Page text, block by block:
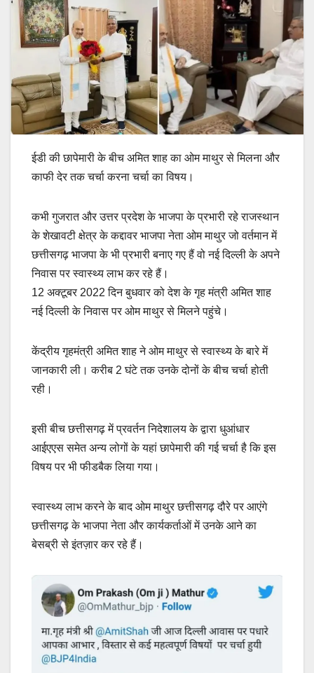
ईडी की छापेमारी के बीच अमित शाह का ओम माथुर से मिलना और
काफी देर तक चर्चा करना चर्चा का विषय।
कभी गुजरात और उत्तर प्रदेश के भाजपा के प्रभारी रहे राजस्थान
के शेखावटी क्षेत्र के कद्दावर भाजपा नेता ओम माथुर जो वर्तमान में
छत्तीसगढ़ भाजपा के भी प्रभारी बनाए गए हैं वो नई दिल्ली के अपने
निवास पर स्वास्थ्य लाभ कर रहे हैं।
12 अक्टूबर 2022 दिन बुधवार को देश के गृह मंत्री अमित शाह
नई दिल्ली के निवास पर ओम माथुर से मिलने पहुंचे।
केंद्रीय गृहमंत्री अमित शाह ने ओम माथुर से स्वास्थ्य के बारे में
जानकारी ली। करीब 2 घंटे तक उनके दोनों के बीच चर्चा होती
रही।
इसी बीच छत्तीसगढ़ में प्रवर्तन निदेशालय के द्वारा धुआंधार
आईएएस समेत अन्य लोगों के यहां छापेमारी की गई चर्चा है कि इस
विषय पर भी फीडबैक लिया गया।
स्वास्थ्य लाभ करने के बाद ओम माथुर छत्तीसगढ़ दौरे पर आएंगे
छत्तीसगढ़ के भाजपा नेता और कार्यकर्ताओं में उनके आने का
बेसब्री से इंतज़ार कर रहे हैं।